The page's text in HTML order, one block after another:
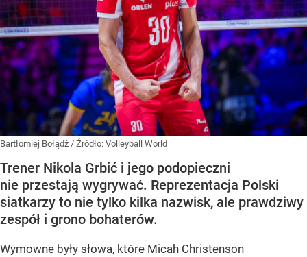
Bartłomiej Bołądź / Źródło: Volleyball World
Trener Nikola Grbić i jego podopieczni
nie przestają wygrywać. Reprezentacja Polski
siatkarzy to nie tylko kilka nazwisk, ale prawdziwy
zespół i grono bohaterów.
Wymowne były słowa, które Micah Christenson